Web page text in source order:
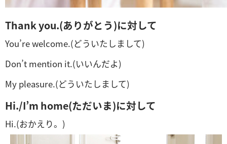
Thank you.(ありがとう)に対して
You’re welcome.(どういたしまして)
Don’t mention it.(いいんだよ)
My pleasure.(どういたしまして)
Hi./I’m home(ただいま)に対して
Hi.(おかえり。)